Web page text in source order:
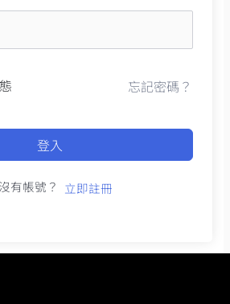
忘記密碼？
登入
有帳號？ 立即註冊